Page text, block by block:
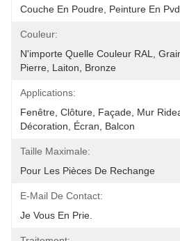
Couche En Poudre, Peinture En
Couleur:
N'importe Quelle Couleur RAL,
Pierre, Laiton, Bronze
Applications:
Fenêtre, Clôture, Façade, Mur
Décoration, Écran, Balcon
Taille Maximale:
Pour Les Pièces De Rechange
E-Mail De Contact:
Je Vous En Prie.